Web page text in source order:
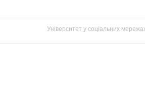
Університет у соціальних